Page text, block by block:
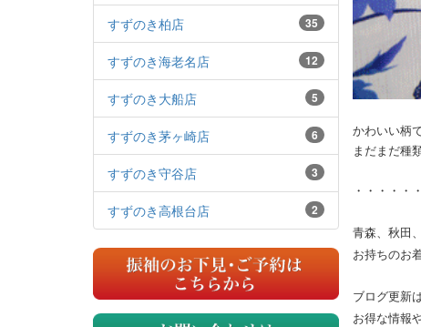
35
すずのき柏店
12
すずのき海老名店
5
すずのき大船店
6
すずのき茅ヶ崎店
3
すずのき守谷店
2
すずのき高根台店
かわいい柄
まだまだ種
・・・・・
青森、秋田
お持ちのお
ブログ更新
お得な情報